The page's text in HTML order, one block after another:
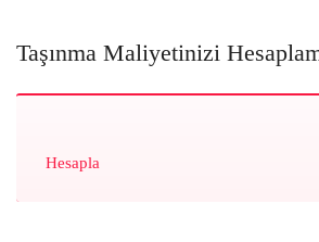
Taşınma Maliyetinizi
Hesapla